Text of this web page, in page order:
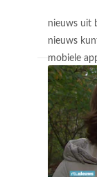
nieuws uit
nieuws
mobiele